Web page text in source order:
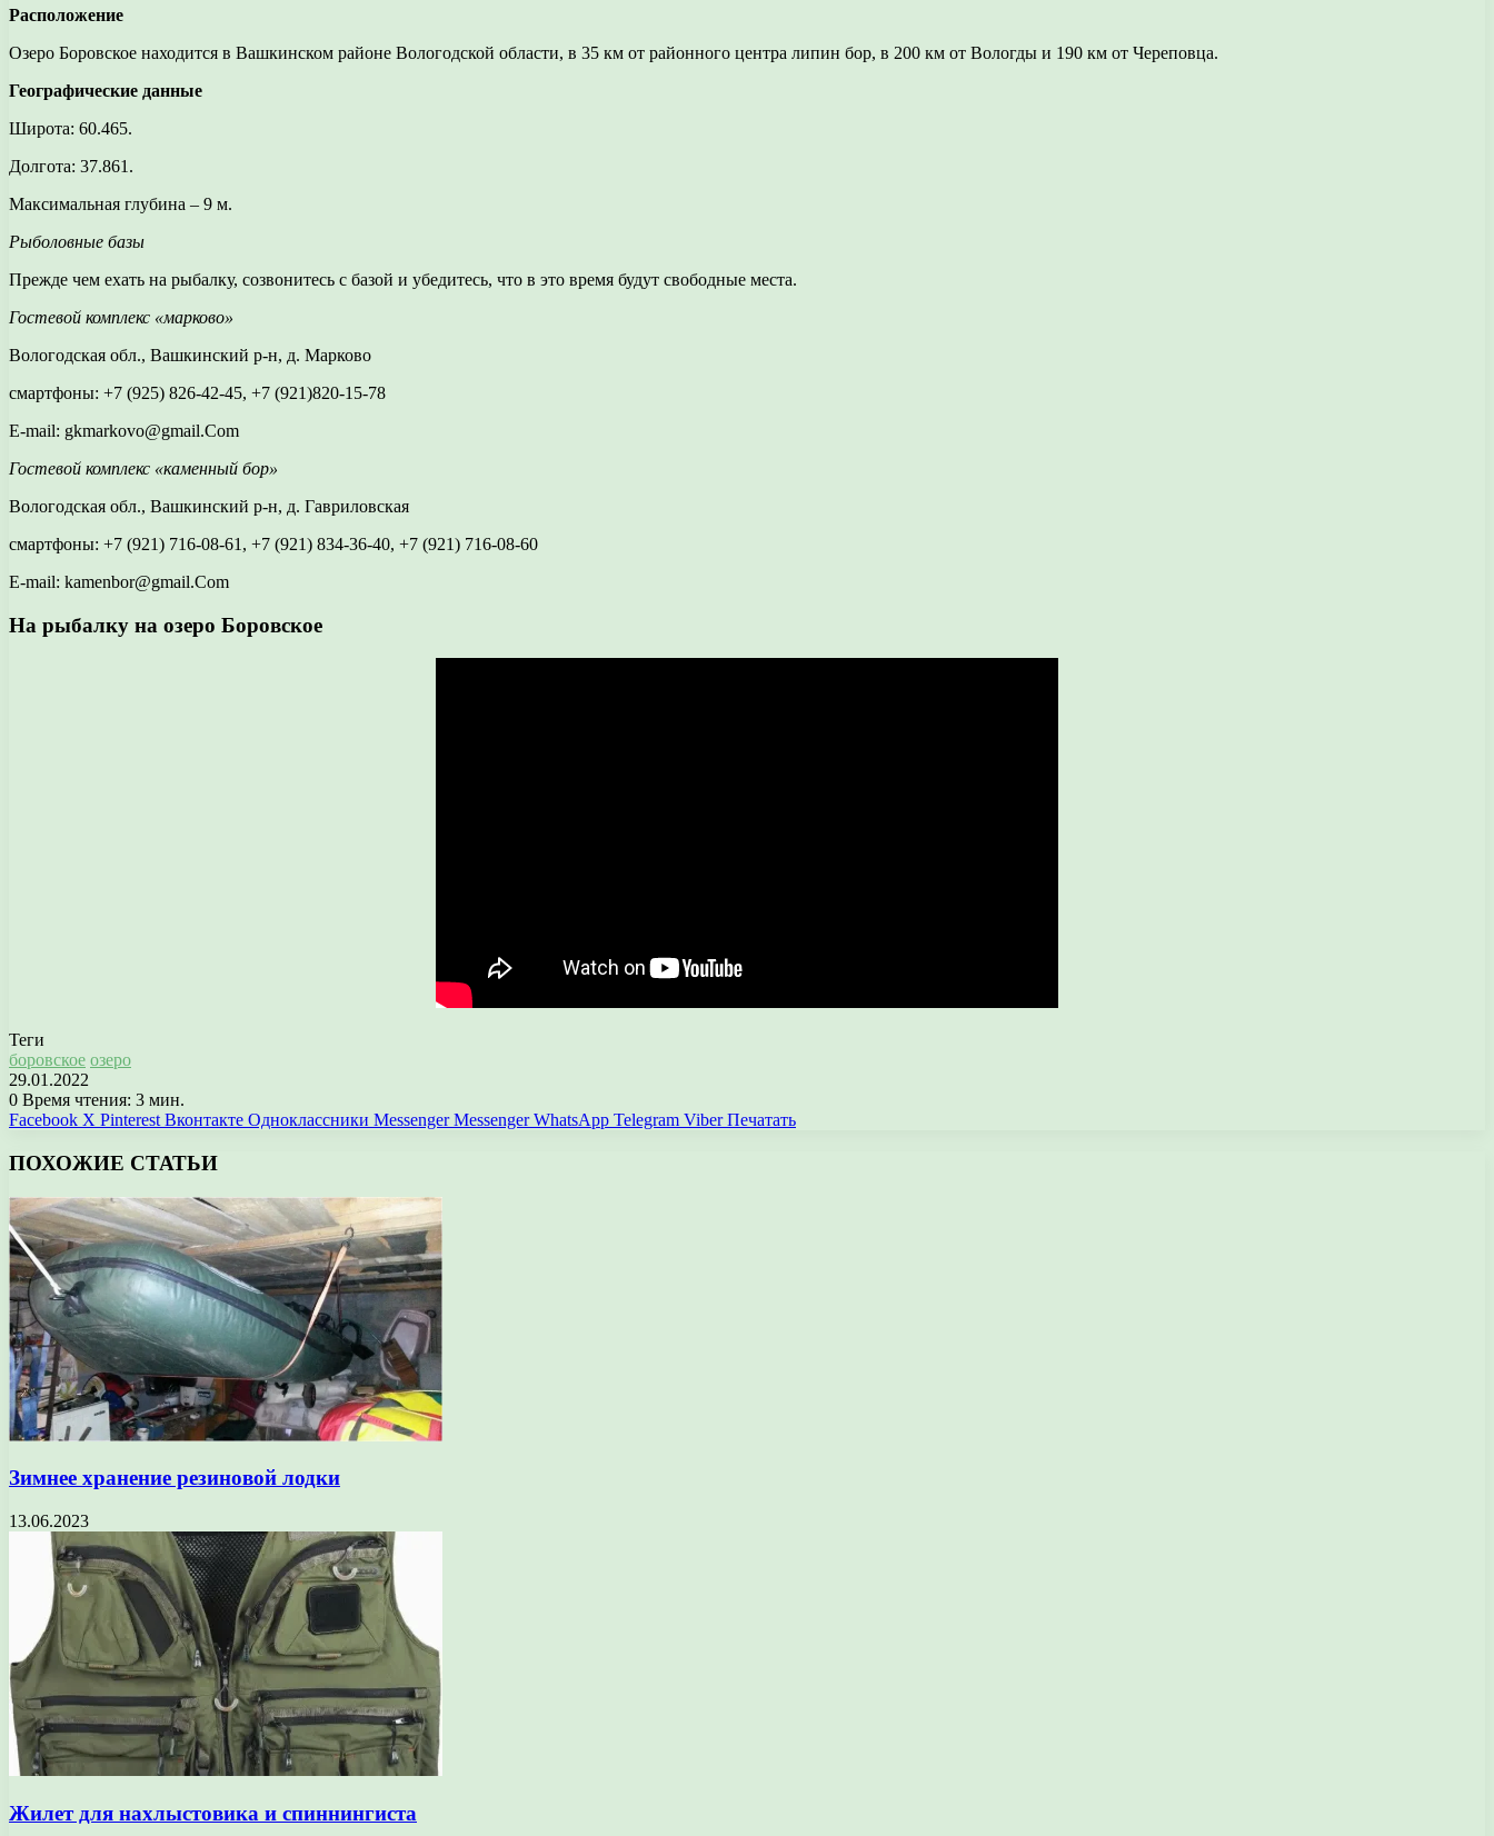
Расположение
Озеро Боровское находится в Вашкинском районе Вологодской области, в 35 км от районного центра липин бор, в 200 км от Вологды и 190 км от Череповца.
Географические данные
Широта: 60.465.
Долгота: 37.861.
Максимальная глубина – 9 м.
Рыболовные базы
Прежде чем ехать на рыбалку, созвонитесь с базой и убедитесь, что в это время будут свободные места.
Гостевой комплекс «марково»
Вологодская обл., Вашкинский р-н, д. Марково
смартфоны: +7 (925) 826-42-45, +7 (921)820-15-78
E-mail: gkmarkovo@gmail.Com
Гостевой комплекс «каменный бор»
Вологодская обл., Вашкинский р-н, д. Гавриловская
смартфоны: +7 (921) 716-08-61, +7 (921) 834-36-40, +7 (921) 716-08-60
E-mail: kamenbor@gmail.Com
На рыбалку на озеро Боровское
Теги
боровское озеро
29.01.2022
0 Время чтения: 3 мин.
Facebook X Pinterest Вконтакте Одноклассники Messenger Messenger WhatsApp Telegram Viber Печатать
ПОХОЖИЕ СТАТЬИ
Зимнее хранение резиновой лодки
13.06.2023
Жилет для нахлыстовика и спиннингиста